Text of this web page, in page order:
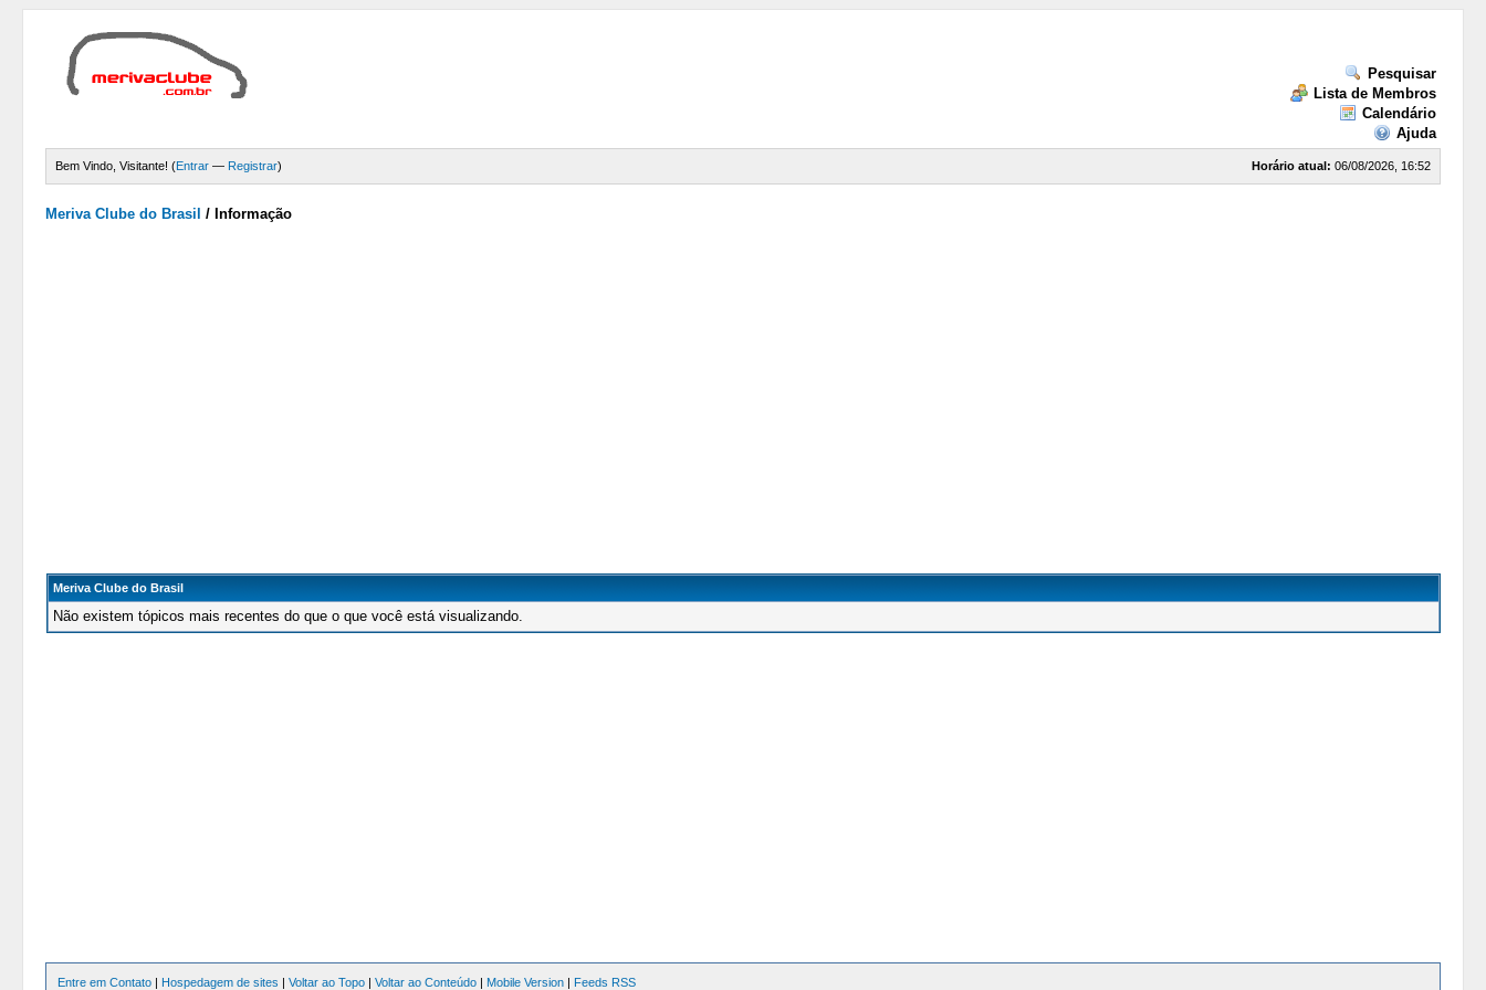
Pesquisar
Lista de Membros
Calendário
Ajuda
Horário atual: 06/08/2026, 16:52
Bem Vindo, Visitante! (Entrar — Registrar)
Meriva Clube do Brasil / Informação
Meriva Clube do Brasil
Não existem tópicos mais recentes do que o que você está visualizando.
Entre em Contato | Hospedagem de sites |Voltar ao Topo |Voltar ao Conteúdo | Mobile Version | Feeds RSS